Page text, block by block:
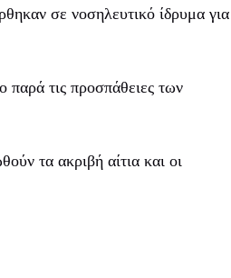
σε νοσηλευτικό ίδρυμα για
τις προσπάθειες των
τα ακριβή αίτια και οι